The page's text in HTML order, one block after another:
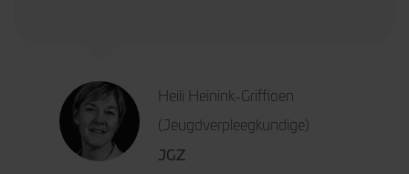
Heili Heinink-Griffioen
(Jeugdverpleegkundige)
JGZ